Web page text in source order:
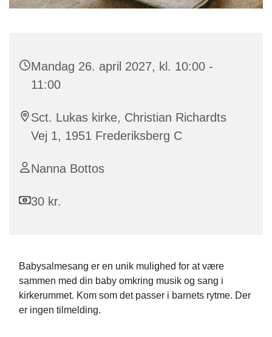
Mandag 26. april 2027, kl. 10:00 -
11:00
Sct. Lukas kirke, Christian Richardts
Vej 1, 1951 Frederiksberg C
Nanna Bottos
30 kr.
Babysalmesang er en unik mulighed for at være
sammen med din baby omkring musik og sang i
kirkerummet. Kom som det passer i barnets rytme. Der
er ingen tilmelding.